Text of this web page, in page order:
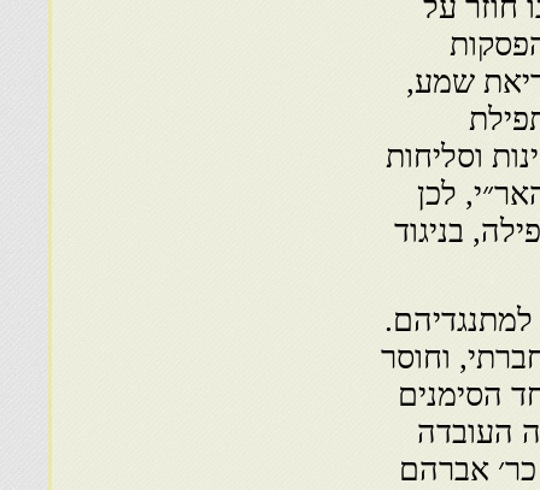
חוזר על
שמע,
וסליחות
לכן
בניגוד
וחוסר
הסימנים
העובדה
אברהם